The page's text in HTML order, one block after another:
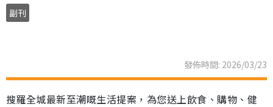
副刊
發佈時間: 2026/03/23
搜羅全城最新至潮嘅生活提案，為您送上飲食、購物、健